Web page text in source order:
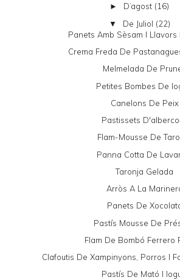
► D’agost (16)
▼ De Juliol (22)
Panets Amb Sèsam I Llavors
Crema Freda De
Melmelada De
Petites Bombes De
Canelons De Peix
Pastissets
Flam-Mousse De
Panna Cotta De
Taronja Gelada
Arròs A La
Panets De
Pastís Mousse De
Flam De Bombó Ferrero
Clafoutis De Xampinyons, Porros I
Pastís De Mató I